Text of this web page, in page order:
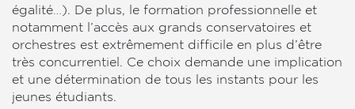
égalité…). De plus, le formation professionnelle et
notamment l’accès aux grands conservatoires et
orchestres est extrêmement difficile en plus d’être
très concurrentiel. Ce choix demande une implication
et une détermination de tous les instants pour les
jeunes étudiants.